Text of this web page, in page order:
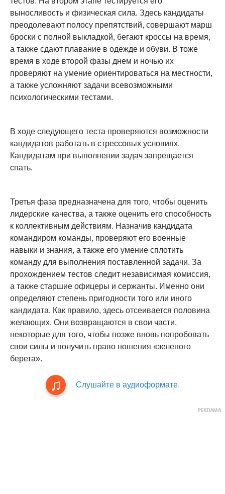
выносливость и физическая сила. Здесь кандидаты
преодолевают полосу препятствий, совершают марш
броски с полной выкладкой, бегают кроссы на время,
а также сдают плавание в одежде и обуви. В тоже
время в ходе второй фазы днем и ночью их
проверяют на умение ориентироваться на местности,
а также усложняют задачи всевозможными
психологическими тестами.
В ходе следующего теста проверяются возможности
кандидатов работать в стрессовых условиях.
Кандидатам при выполнении задач запрещается
спать.
Третья фаза предназначена для того, чтобы оценить
лидерские качества, а также оценить его способность
к коллективным действиям. Назначив кандидата
командиром команды, проверяют его военные
навыки и знания, а также его умение сплотить
команду для выполнения поставленной задачи. За
прохождением тестов следит независимая комиссия,
а также старшие офицеры и сержанты. Именно они
определяют степень пригодности того или иного
кандидата. Как правило, здесь отсеивается половина
желающих. Они возвращаются в свои части,
некоторые для того, чтобы позже вновь попробовать
свои силы и получить право ношения «зеленого
берета».
Слушайте в аудиоформате.